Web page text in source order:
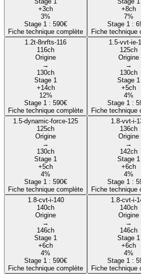
+3ch
3%
Stage 1 : 590€
Fiche technique complète
+8ch
7%
Stage 1 :
Fiche technique
1.2t-8nrfts-116
116ch
Origine
→
130ch
Stage 1
+14ch
12%
Stage 1 : 590€
Fiche technique complète
1.5-vvt-ie-
125ch
Origine
→
130ch
Stage 1
+5ch
4%
Stage 1 :
Fiche technique
1.5-dynamic-force-125
125ch
Origine
→
130ch
Stage 1
+5ch
4%
Stage 1 : 590€
Fiche technique complète
1.8-vvt-i-
136ch
Origine
→
142ch
Stage 1
+6ch
4%
Stage 1 :
Fiche technique
1.8-cvt-i-140
140ch
Origine
→
146ch
Stage 1
+6ch
4%
Stage 1 : 590€
Fiche technique complète
1.8-cvt-i-
140ch
Origine
→
146ch
Stage 1
+6ch
4%
Stage 1 :
Fiche technique